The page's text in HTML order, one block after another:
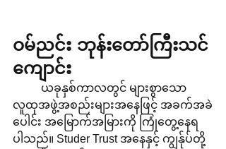
ဝမ်ညင်း ဘုန်းတော်ကြီးသင်
ကျောင်း
လူထုအဖွဲ့အစည်းများအနေဖြင့် အခက်အခဲ
ပေါင်း အမြောက်အမြားကို ကြုံတွေ့နေရ
ပါသည်။ Studer Trust အနေနှင့် ကျွန်ုပ်တို့